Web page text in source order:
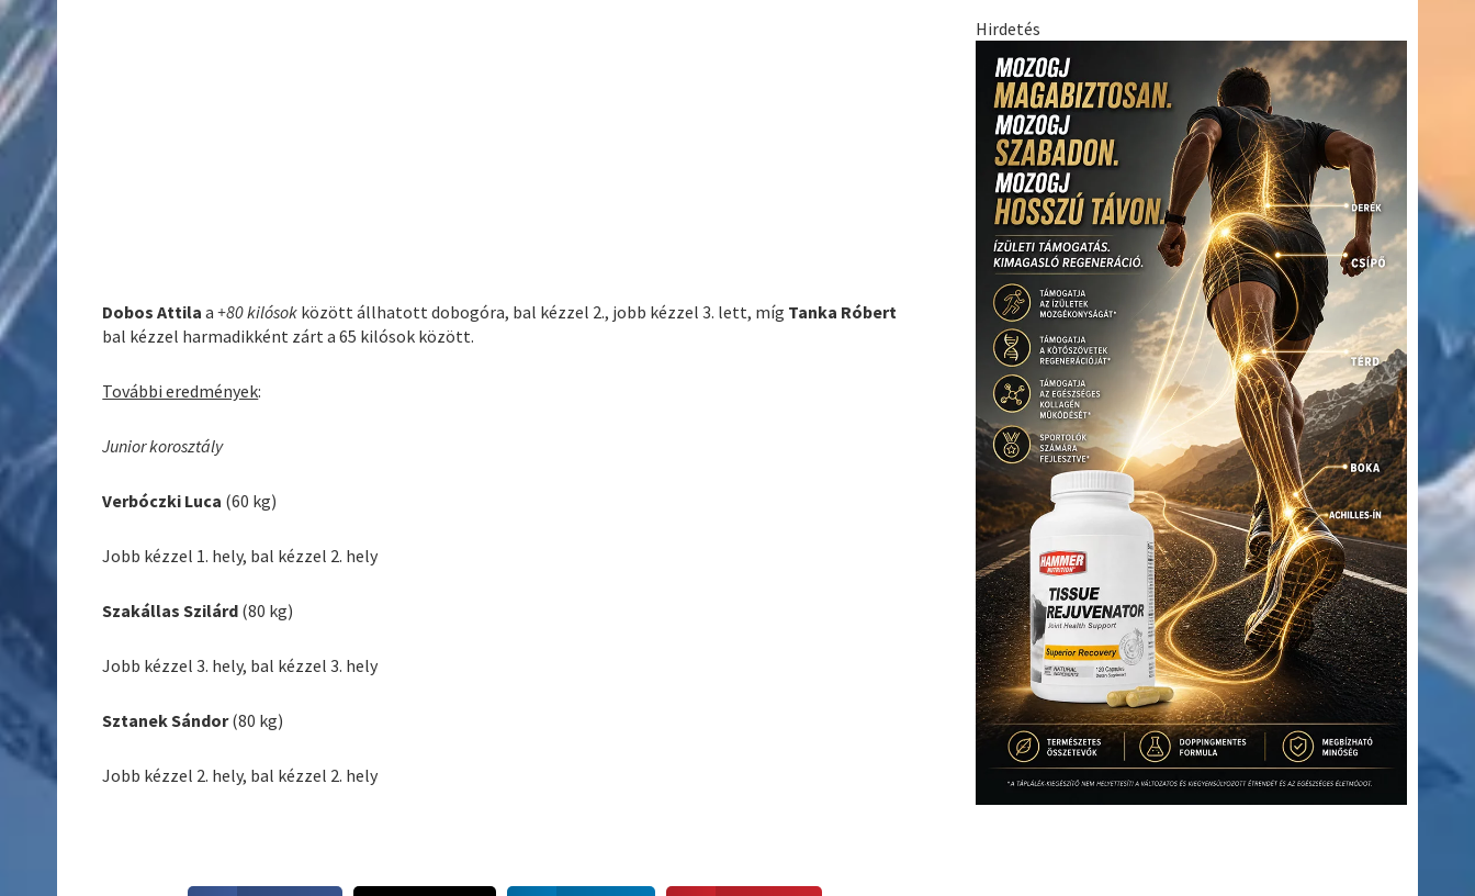
Dobos Attila a+80 kilósok között állhatott dobogóra, bal kézzel 2., jobb kézzel 3. lett, míg Tanka Róbert
bal kézzel harmadikként zárt a 65 kilósok között.
További eredmények:
Junior korosztály
Verbóczki Luca (60 kg)
Jobb kézzel 1. hely, bal kézzel 2. hely
Szakállas Szilárd (80 kg)
Jobb kézzel 3. hely, bal kézzel 3. hely
Sztanek Sándor(80 kg)
Jobb kézzel 2. hely, bal kézzel 2. hely
Hirdetés